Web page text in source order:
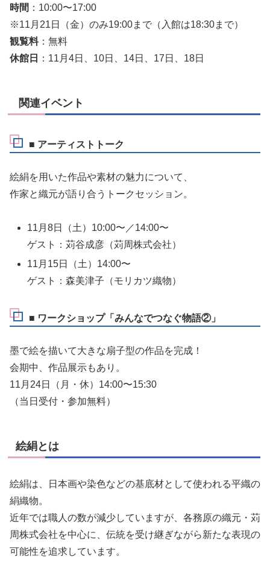
時間 ：10:00〜17:00
※11月21日（金）のみ19:00まで（入館は18:30まで）
観覧料：無料
休館日
：11月4日、10日、14日、17日、18日
関連イベント
■ アーティストトーク
絵絹を用いた作品や素材の魅力について、
作家と織元が語り合うトークセッション。
11月8日（土）10:00〜／14:00〜
ゲスト：苅谷成彦（苅周株式会社）
11月15日（土）14:00〜
ゲスト：森美津子（モリカツ織物）
■ ワークショップ「みんなでつなぐ物語②」
墨で絵を描いて大きな扇子型の作品を完成！
会期中、作品展示もあり。
11月24日（月・休）14:00〜15:30
（当日受付・参加無料）
絵絹とは
絵絹は、日本画や染色などの基底材として使われる平織の
絹織物。
近年では職人の数が減少していますが、各務原の織元・ 苅
周株式会社を中心に、 伝統を受け継ぎながら新たな表現の
可能性を追求しています。